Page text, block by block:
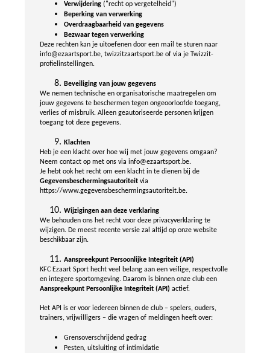
Verwijdering ("recht op vergetelheid")
Beperking van verwerking
Overdraagbaarheid van gegevens
Bezwaar tegen verwerking
Deze rechten kan je uitoefenen door een mail te sturen naar
info@ezaartsport.be, twizzitzaartsport.be of via je Twizzit-
profielinstellingen.
Beveiliging van jouw gegevens
We nemen technische en organisatorische maatregelen om
jouw gegevens te beschermen tegen ongeoorloofde toegang,
verlies of misbruik. Alleen geautoriseerde personen krijgen
toegang tot deze gegevens.
Klachten
Heb je een klacht over hoe wij met jouw gegevens omgaan?
Neem contact op met ons via info@ezaartsport.be.
Je hebt ook het recht om een klacht in te dienen bij de
Gegevensbeschermingsautoriteit via
https://www.gegevensbeschermingsautoriteit.be.
Wijzigingen aan deze verklaring
We behouden ons het recht voor deze privacyverklaring te
wijzigen. De meest recente versie zal altijd op onze website
beschikbaar zijn.
Aanspreekpunt Persoonlijke Integriteit (API)
KFC Ezaart Sport hecht veel belang aan een veilige, respectvolle
en integere sportomgeving. Daarom is binnen onze club een
Aanspreekpunt Persoonlijke Integriteit (API) actief.
Het API is er voor iedereen binnen de club – spelers, ouders,
trainers, vrijwilligers – die vragen of meldingen heeft over:
Grensoverschrijdend gedrag
Pesten, uitsluiting of intimidatie